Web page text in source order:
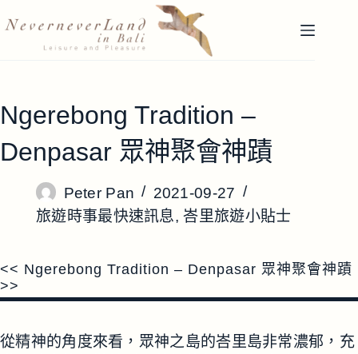
至
容
Ngerebong Tradition –
Denpasar 眾神聚會神蹟
Peter Pan
2021-09-27
旅遊時事最快速訊息,峇里旅遊小貼士
<< Ngerebong Tradition – Denpasar 眾神聚會神蹟
>>
從精神的角度來看，眾神之島的峇里島非常濃郁，充